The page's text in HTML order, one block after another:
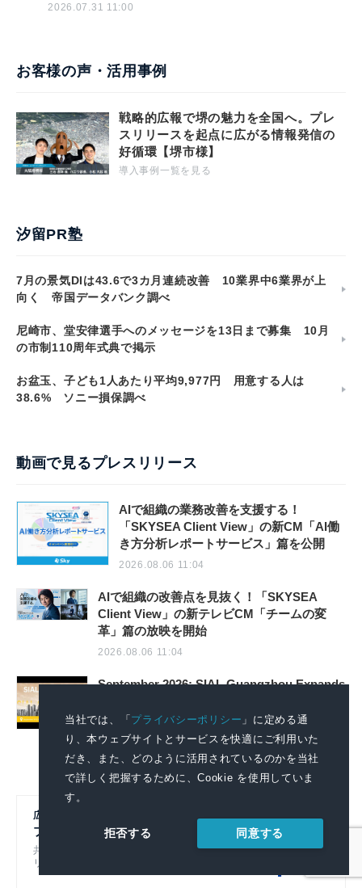
当社では、「プライバシーポリシー 」に定める通
り、本ウェブサイトとサービスを快適にご利用いた
だき、また、どのように活用されているのかを当社
で詳しく把握するために、Cookie を使用していま
す。
拒否する 同意する
2026.07.31 11:00
お客様の声・活用事例
戦略的広報で堺の魅力を全国へ。プレ
スリリースを起点に広がる情報発信の
好循環【堺市様】
導入事例一覧を見る
汐留PR塾
7月の景気DIは43.6で3カ月連続改善 10業界中6業界が上
向く 帝国データバンク調べ
尼崎市、堂安律選手へのメッセージを13日まで募集 10月
の市制110周年式典で掲示
お盆玉、子ども1人あたり平均9,977円 用意する人は
38.6% ソニー損保調べ
動画で見るプレスリリース
AIで組織の業務改善を支援する！
「SKYSEA Client View」の新CM「AI働
き方分析レポートサービス」篇を公開
2026.08.06 11:04
AIで組織の改善点を見抜く！「SKYSEA
Client View」の新テレビCM「チームの変
革」篇の放映を開始
2026.08.06 11:04
September 2026: SIAL Guangzhou Expands
Food Growth Opportunities
2026.08.06 09:51
広報初心者のための
プレスリリースの書き方
共同通信社グループのノウハウをもとにプレスリ
リースの基本的なポイントを解説！